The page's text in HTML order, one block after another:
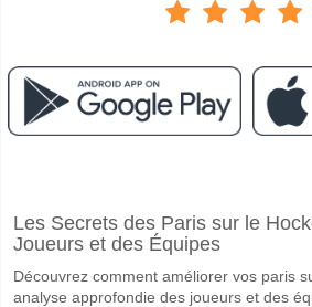
Le match entre Lexington v Brooklyn 25
Lexington pour le Gagnant du match, avec
Les Secrets des Paris sur le
Joueurs et des Équipes
Découvrez comment améliorer vos paris
analyse approfondie des joueurs et des